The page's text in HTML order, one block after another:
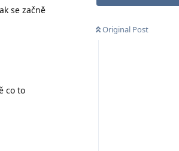
Original Post
se začně
co to